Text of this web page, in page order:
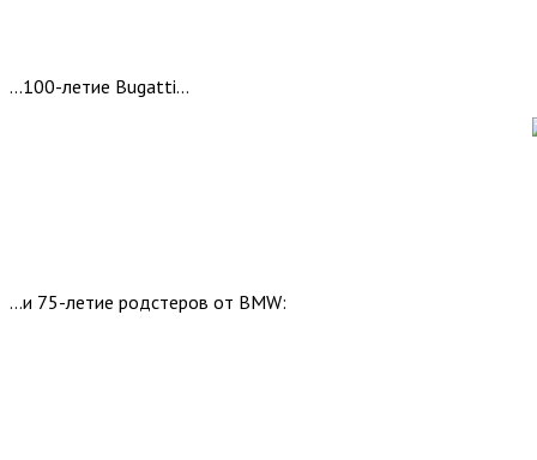
…100-летие Bugatti…
…и 75-летие родстеров от BMW: